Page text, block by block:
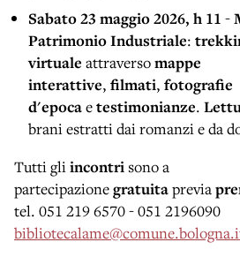
Sabato 23 maggio2026, h 11 -
Patrimonio Industriale:
virtuale attraversomappe
interattive, filmati, fotografie
d'epocaetestimonianze.
brani estratti dai romanzi e da
Tutti gliincontri sono a
partecipazionegratuitaprevia
tel. 051 219 6570 - 051 2196090